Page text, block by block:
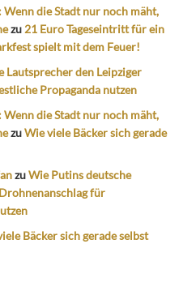
die Stadt nur noch mäht,
zu 21 Euro Tageseintritt für ein
spielt mit dem Feuer!
Lautsprecher den Leipziger
Propaganda nutzen
die Stadt nur noch mäht,
zuWie viele Bäcker sich gerade
zuWie Putins deutsche
für
Bäcker sich gerade selbst